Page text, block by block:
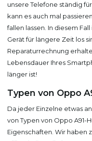
unsere Telefone ständig
kann es auch mal
fallen lassen. In diesem
Gerät für längere Zeit los
Reparaturrechnung
Lebensdauer Ihres
länger ist!
Typen von Oppo
Da jeder Einzelne etwas
von Typen von Oppo A91-
Eigenschaften. Wir haben